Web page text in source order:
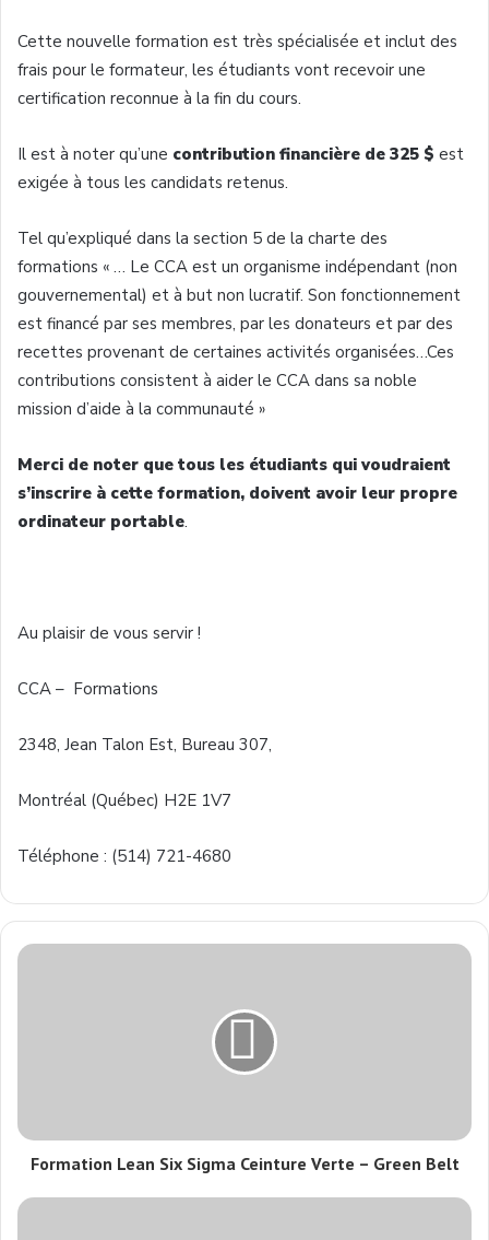
Cette nouvelle formation est très spécialisée et inclut des
frais pour le formateur, les étudiants vont recevoir une
certification reconnue à la fin du cours.
Il est à noter qu’une contribution financière de 325 $ est
exigée à tous les candidats retenus.
Tel qu’expliqué dans la section 5 de la charte des
formations « … Le CCA est un organisme indépendant (non
gouvernemental) et à but non lucratif. Son fonctionnement
est financé par ses membres, par les donateurs et par des
recettes provenant de certaines activités organisées…Ces
contributions consistent à aider le CCA dans sa noble
mission d’aide à la communauté »
Merci de noter que tous les étudiants qui voudraient
s’inscrire à cette formation, doivent avoir leur propre
ordinateur portable.
Au plaisir de vous servir !
CCA – Formations
2348, Jean Talon Est, Bureau 307,
Montréal (Québec) H2E 1V7
Téléphone : (514) 721-4680
Formation Lean Six Sigma Ceinture Verte – Green Belt